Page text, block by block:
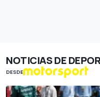
NOTICIAS DE
DESDE